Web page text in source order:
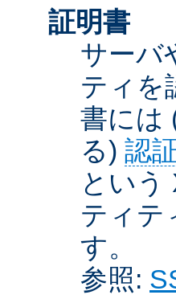
証明書
サーバ
ティを
書には
る) 認
という
ティテ
す。
参照: